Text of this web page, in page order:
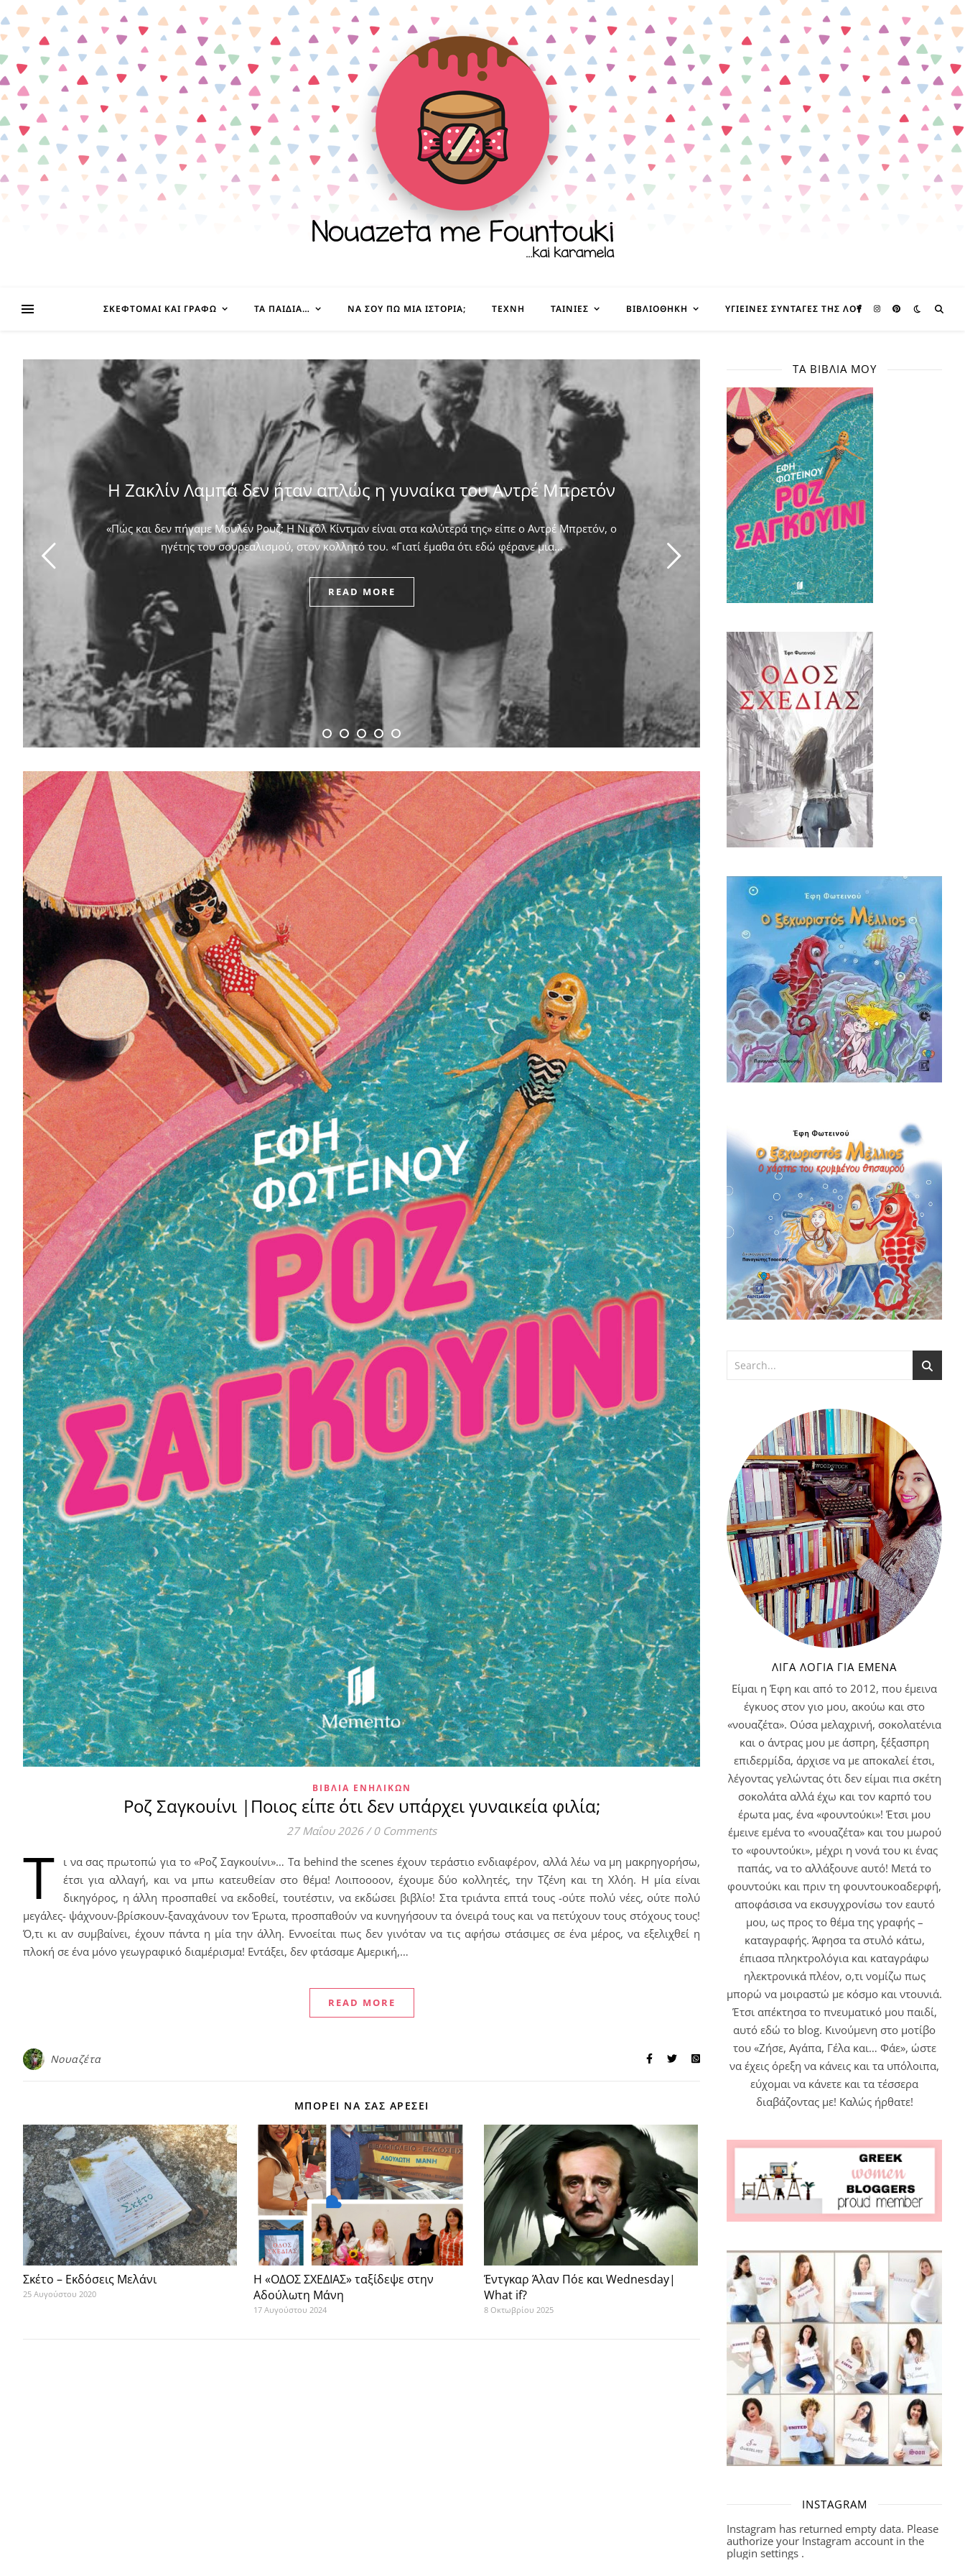
ΣΚΈΦΤΟΜΑΙ ΚΑΙ ΓΡΆΦΩ ΤΑ ΠΑΙΔΊΑ… ΝΑ ΣΟΥ ΠΩ ΜΙΑ ΙΣΤΟΡΊΑ; ΤΈΧΝΗ ΤΑΙΝΊΕΣ ΒΙΒΛΙΟΘΉΚΗ ΥΓΙΕΙΝΈΣ ΣΥΝΤΑΓΈΣ ΤΗΣ ΛΟΥ
Η Ζακλίν Λαμπά δεν ήταν απλώς η γυναίκα του Αντρέ Μπρετόν
«Πώς και δεν πήγαμε Μουλέν Ρουζ; Η Νικόλ Κίντμαν είναι στα καλύτερά της» είπε ο Αντρέ Μπρετόν, ο
ηγέτης του σουρεαλισμού, στον κολλητό του. ​«Γιατί έμαθα ότι εδώ φέρανε μια…
READ MORE
ΒΙΒΛΊΑ ΕΝΗΛΊΚΩΝ
Ροζ Σαγκουίνι |Ποιος είπε ότι δεν υπάρχει γυναικεία φιλία;
27 Μαΐου 2026 / 0 Comments
Τ
ι να σας πρωτοπώ για το «Ροζ Σαγκουίνι»… Τα behind the scenes έχουν τεράστιο ενδιαφέρον, αλλά λέω να μη μακρηγορήσω,
έτσι για αλλαγή, και να μπω κατευθείαν στο θέμα! Λοιποοοον, έχουμε δύο κολλητές, την Τζένη και τη Χλόη. Η μία είναι
δικηγόρος, η άλλη προσπαθεί να εκδοθεί, τουτέστιν, να εκδώσει βιβλίο! Στα τριάντα επτά τους -ούτε πολύ νέες, ούτε πολύ
μεγάλες- ψάχνουν-βρίσκουν-ξαναχάνουν τον Έρωτα, προσπαθούν να κυνηγήσουν τα όνειρά τους και να πετύχουν τους στόχους τους!
Ό,τι κι αν συμβαίνει, έχουν πάντα η μία την άλλη. Εννοείται πως δεν γινόταν να τις αφήσω στάσιμες σε ένα μέρος, να εξελιχθεί η
πλοκή σε ένα μόνο γεωγραφικό διαμέρισμα! Εντάξει, δεν φτάσαμε Αμερική,…
READ MORE
Νουαζέτα
ΜΠΟΡΕΊ ΝΑ ΣΑΣ ΑΡΈΣΕΙ
Σκέτο – Εκδόσεις Μελάνι
25 Αυγούστου 2020
Η «ΟΔΟΣ ΣΧΕΔΙΑΣ» ταξίδεψε στην
Αδούλωτη Μάνη
17 Αυγούστου 2024
Έντγκαρ Άλαν Πόε και Wednesday|
What if?
8 Οκτωβρίου 2025
ΤΑ ΒΙΒΛΊΑ ΜΟΥ
ΛΊΓΑ ΛΌΓΙΑ ΓΙΑ ΕΜΈΝΑ
Είμαι η Έφη και από το 2012, που έμεινα
έγκυος στον γιο μου, ακούω και στο
«νουαζέτα». Ούσα μελαχρινή, σοκολατένια
και ο άντρας μου με άσπρη, ξέξασπρη
επιδερμίδα, άρχισε να με αποκαλεί έτσι,
λέγοντας γελώντας ότι δεν είμαι πια σκέτη
σοκολάτα αλλά έχω και τον καρπό του
έρωτα μας, ένα «φουντούκι»! Έτσι μου
έμεινε εμένα το «νουαζέτα» και του μωρού
το «φουντούκι», μέχρι η νονά του κι ένας
παπάς, να το αλλάξουνε αυτό! Μετά το
φουντούκι και πριν τη φουντουκοαδερφή,
αποφάσισα να εκσυγχρονίσω τον εαυτό
μου, ως προς το θέμα της γραφής –
καταγραφής. Άφησα τα στυλό κάτω,
έπιασα πληκτρολόγια και καταγράφω
ηλεκτρονικά πλέον, ο,τι νομίζω πως
μπορώ να μοιραστώ με κόσμο και ντουνιά.
Έτσι απέκτησα το πνευματικό μου παιδί,
αυτό εδώ το blog. Κινούμενη στο μοτίβο
του «Ζήσε, Αγάπα, Γέλα και… Φάε», ώστε
να έχεις όρεξη να κάνεις και τα υπόλοιπα,
εύχομαι να κάνετε και τα τέσσερα
διαβάζοντας με! Καλώς ήρθατε!
INSTAGRAM
Instagram has returned empty data. Please
authorize your Instagram account in the
plugin settings .